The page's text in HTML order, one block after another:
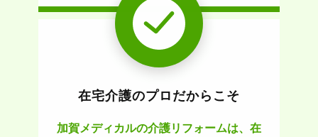
在宅介護のプロだからこそ
加賀メディカルの介護リフォームは、在